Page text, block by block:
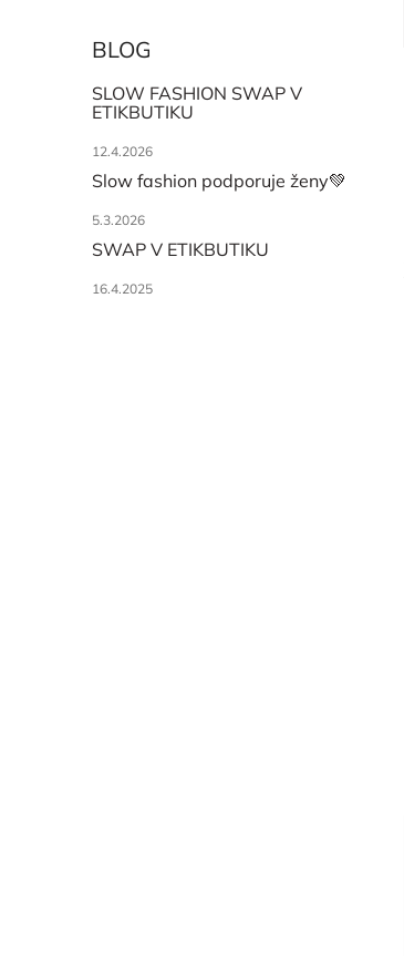
BLOG
SLOW FASHION SWAP V
ETIKBUTIKU
12.4.2026
Slow fashion podporuje ženy💚
5.3.2026
SWAP V ETIKBUTIKU
16.4.2025